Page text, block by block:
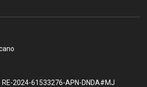
2024-61533276-APN-DNDA#MJ